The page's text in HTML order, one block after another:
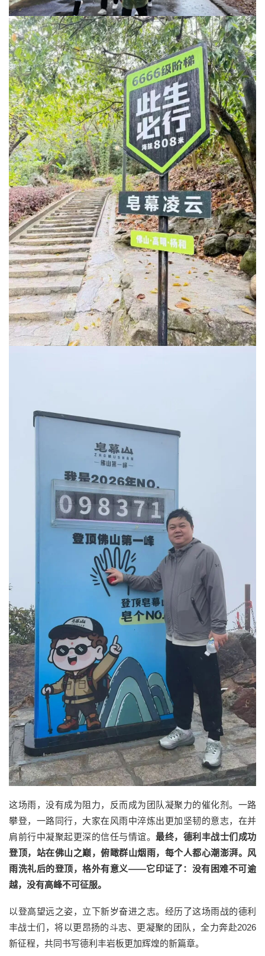
这场雨，没有成为阻力，反而成为团队凝聚力的催化剂。一路
攀登，一路同行，大家在风雨中淬炼出更加坚韧的意志，在并
肩前行中凝聚起更深的信任与情谊。 最终，德利丰战士们成功
登顶，站在佛山之巅，俯瞰群山烟雨，每个人都心潮澎湃。风
雨洗礼后的登顶，格外有意义——它印证了：没有困难不可逾
越，没有高峰不可征服。
以登高望远之姿，立下新岁奋进之志。经历了这场雨战的德利
丰战士们，将以更昂扬的斗志、更凝聚的团队，全力奔赴2026
新征程，共同书写德利丰岩板更加辉煌的新篇章。